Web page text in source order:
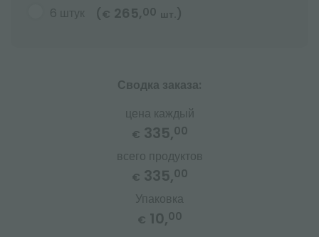
6 штук
( € 265,00 шт. )
Сводка заказа:
цена каждый
€ 335,00
всего продуктов
€ 335,00
Упаковка
€ 10,00